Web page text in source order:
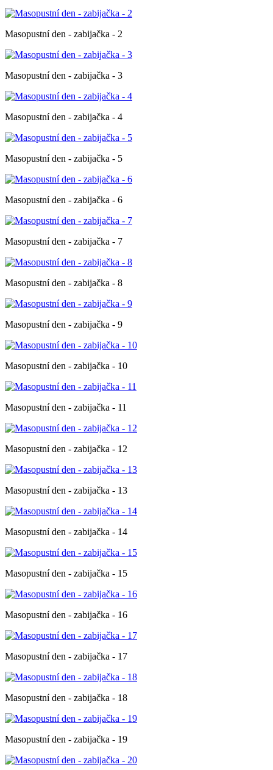
Masopustní den - zabijačka - 2
Masopustní den - zabijačka - 3
Masopustní den - zabijačka - 4
Masopustní den - zabijačka - 5
Masopustní den - zabijačka - 6
Masopustní den - zabijačka - 7
Masopustní den - zabijačka - 8
Masopustní den - zabijačka - 9
Masopustní den - zabijačka - 10
Masopustní den - zabijačka - 11
Masopustní den - zabijačka - 12
Masopustní den - zabijačka - 13
Masopustní den - zabijačka - 14
Masopustní den - zabijačka - 15
Masopustní den - zabijačka - 16
Masopustní den - zabijačka - 17
Masopustní den - zabijačka - 18
Masopustní den - zabijačka - 19